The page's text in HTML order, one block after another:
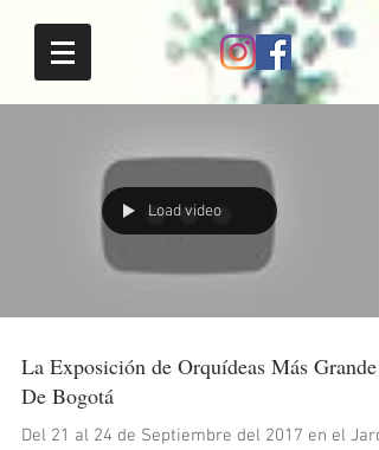
Load video
La Exposición de Orquídeas Más Grande
De Bogotá
Del 21 al 24 de Septiembre del 2017 en el